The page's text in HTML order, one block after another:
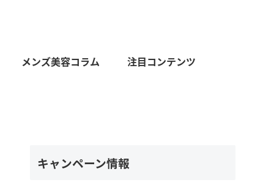
メンズ美容コラム 注目コンテンツ
キャンペーン情報